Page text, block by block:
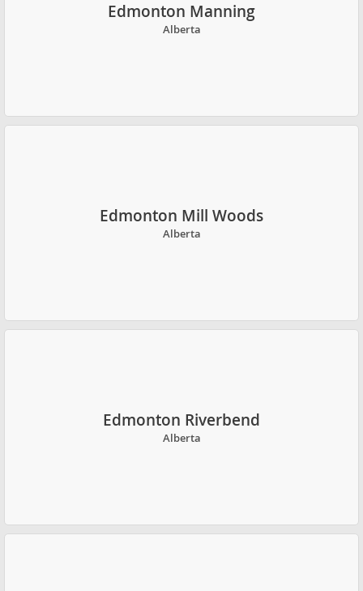
Edmonton Manning
Alberta
Edmonton Mill Woods
Alberta
Edmonton Riverbend
Alberta